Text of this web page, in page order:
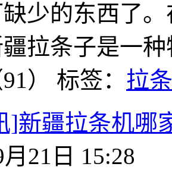
少的东西了
拉条子是一
） 标签： 拉
]新疆拉条机哪
21日 15:28